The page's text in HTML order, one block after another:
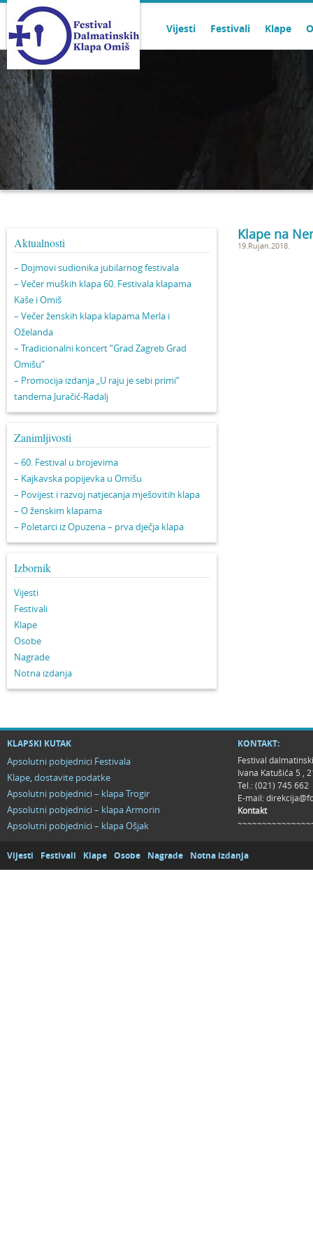
Vijesti Festivali Klape
Aktualnosti
– Dojmovi sudionika jubilarnog festivala
– Večer muških klapa 60. Festivala klapama
Kaše i Omiš
– Večer ženskih klapa klapama Merla i
Oželanda
– Tradicionalni koncert “Grad Zagreb Grad
Omišu”
– Promocija izdanja „U raju je sebi primi“
tandema Juračić-Radalj
Zanimljivosti
– 60. Festival u brojevima
– Kajkavska popijevka u Omišu
– Povijest i razvoj natjecanja mješovitih klapa
– O ženskim klapama
– Poletarci iz Opuzena – prva dječja klapa
Izbornik
Vijesti
Festivali
Klape
Osobe
Nagrade
Notna izdanja
Klape na
19.Rujan.2018.
KLAPSKI KUTAK
Apsolutni pobjednici Festivala
Klape, dostavite podatke
Apsolutni pobjednici – klapa Trogir
Apsolutni pobjednici – klapa Armorin
Apsolutni pobjednici – klapa Ošjak
KONTAKT:
Festival
Ivana Katušića 5 ,
Tel.: (021) 745 662
E-mail:
Kontakt
Vijesti Festivali Klape Osobe Nagrade Notna izdanja